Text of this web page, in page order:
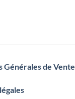
Générales de Vente